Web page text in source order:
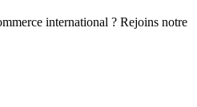
international ? Rejoins notre